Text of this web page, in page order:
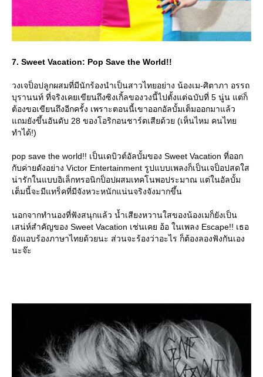
7. Sweet Vacation: Pop Save the World!!
วงเจป็อปลูกผสมที่มีนักร้องนำเป็นสาวไทยอย่าง น้องเม-ศิตาภา อรรถ
บุรานนท์ ที่จริงเคยเขียนถึงซิงเกิ้ลของวงนี้ไปตั้งแต่ฉบับที่ 5 นู่น แต่ก็
ต้องขอเขียนถึงอีกครั้ง เพราะตอนนี้เขาออกอัลบั้มเต็มออกมาแล้ว
ถมยังขึ้นอันดับ 28 ของโอริกอนชาร์ตเสียด้วย (เห็นไหม คนไท
ทำได้!)
pop save the world!! เป็นเดบิวต์อัลบั้มของ Sweet Vacation ที่ออก
กับค่ายดังอย่าง Victor Entertainment รูปแบบเพลงก็เป็นเจป็อปสดใส
น่ารักในแบบอิเล็กทรอนิกป็อปผสมเทคโนพอประมาณ แต่ในอัลบั้ม
เต็มนี้จะมีแทร็คที่มีจังหวะหนักแน่นจริงจังมากขึ้น
นอกจากทำนองที่ฟังสนุกแล้ว น้ำเสียงหวานใสของน้องเมก็ยังเป็น
เสน่ห์สำคัญของ Sweet Vacation เช่นเคย อ้อ ในเพลง Escape!! เธอ
ังแอบร้องภาษาไทยด้วยนะ ส่วนจะร้องว่าอะไร ก็ต้องลองฟังกันเอง
นะจ๊ะ